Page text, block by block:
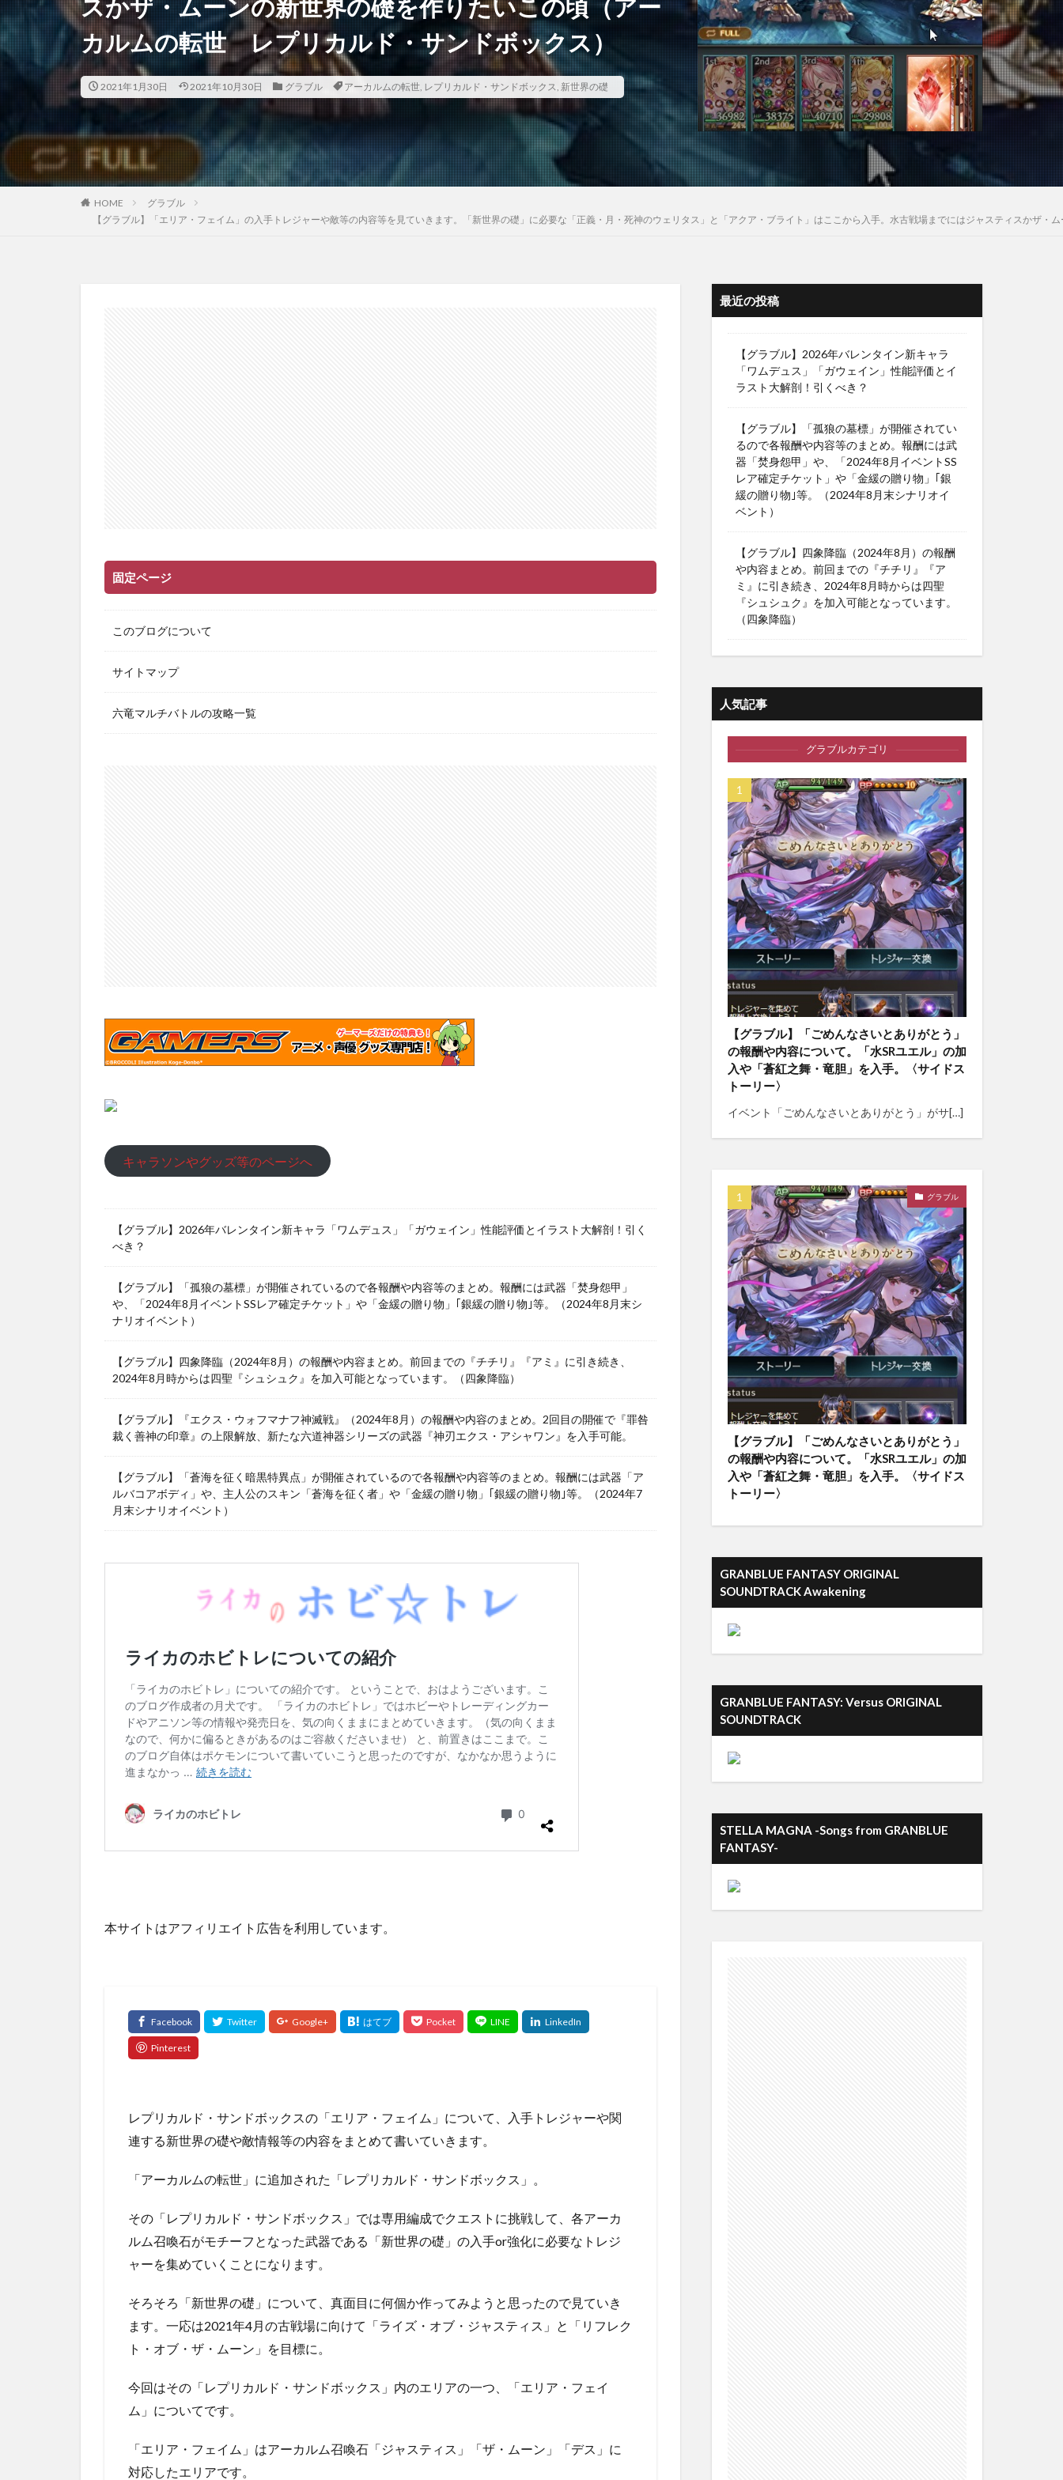
スかザ・ムーンの新世界の礎を作りたいこの頃（アー
カルムの転世 レプリカルド・サンドボックス）
2021年1月30日 2021年10月30日 グラブル アーカルムの転世, レプリカルド・サンドボックス, 新世界の礎
HOME
グラブル
【グラブル】「エリア・フェイム」の入手トレジャーや敵等の内容等を見ていきます。「新世界の礎」に必要な「正義・月・死神のウェリタス」と「アクア・ブライト」はここから入手。水古戦場までにはジャスティスかザ
固定ページ
このブログについて
サイトマップ
六竜マルチバトルの攻略一覧
キャラソンやグッズ等のページへ
【グラブル】2026年バレンタイン新キャラ「ワムデュス」「ガウェイン」性能評価とイラスト大解剖！引く
べき？
【グラブル】「孤狼の墓標」が開催されているので各報酬や内容等のまとめ。報酬には武器「焚身怨甲」
や、「2024年8月イベントSSレア確定チケット」や「金緩の贈り物」｢銀緩の贈り物｣等。（2024年8月末シ
ナリオイベント）
【グラブル】四象降臨（2024年8月）の報酬や内容まとめ。前回までの『チチリ』『アミ』に引き続き、
2024年8月時からは四聖『シュシュク』を加入可能となっています。（四象降臨）
【グラブル】『エクス・ウォフマナフ神滅戦』（2024年8月）の報酬や内容のまとめ。2回目の開催で『罪咎
裁く善神の印章』の上限解放、新たな六道神器シリーズの武器『神刃エクス・アシャワン』を入手可能。
【グラブル】「蒼海を征く暗黒特異点」が開催されているので各報酬や内容等のまとめ。報酬には武器「ア
ルバコアボディ」や、主人公のスキン「蒼海を征く者」や「金緩の贈り物」｢銀緩の贈り物｣等。（2024年7
月末シナリオイベント）
本サイトはアフィリエイト広告を利用しています。
レプリカルド・サンドボックスの「エリア・フェイム」について、入手トレジャーや関
連する新世界の礎や敵情報等の内容をまとめて書いていきます。
「アーカルムの転世」に追加された「レプリカルド・サンドボックス」。
その「レプリカルド・サンドボックス」では専用編成でクエストに挑戦して、各アーカ
ルム召喚石がモチーフとなった武器である「新世界の礎」の入手or強化に必要なトレジ
ャーを集めていくことになります。
そろそろ「新世界の礎」について、真面目に何個か作ってみようと思ったので見ていき
ます。一応は2021年4月の古戦場に向けて「ライズ・オブ・ジャスティス」と「リフレク
ト・オブ・ザ・ムーン」を目標に。
今回はその「レプリカルド・サンドボックス」内のエリアの一つ、「エリア・フェイ
ム」についてです。
「エリア・フェイム」はアーカルム召喚石「ジャスティス」「ザ・ムーン」「デス」に
対応したエリアです。
最近の投稿
【グラブル】2026年バレンタイン新キャラ
「ワムデュス」「ガウェイン」性能評価とイ
ラスト大解剖！引くべき？
【グラブル】「孤狼の墓標」が開催されてい
るので各報酬や内容等のまとめ。報酬には武
器「焚身怨甲」や、「2024年8月イベントSS
レア確定チケット」や「金緩の贈り物」｢銀
緩の贈り物｣等。（2024年8月末シナリオイ
ベント）
【グラブル】四象降臨（2024年8月）の報酬
や内容まとめ。前回までの『チチリ』『ア
ミ』に引き続き、2024年8月時からは四聖
『シュシュク』を加入可能となっています。
（四象降臨）
人気記事
グラブルカテゴリ
【グラブル】「ごめんなさいとありがとう」
の報酬や内容について。「水SRユエル」の加
入や「蒼紅之舞・竜胆」を入手。〈サイドス
トーリー〉
イベント「ごめんなさいとありがとう」がサ[…]
グラブル
【グラブル】「ごめんなさいとありがとう」
の報酬や内容について。「水SRユエル」の加
入や「蒼紅之舞・竜胆」を入手。〈サイドス
トーリー〉
GRANBLUE FANTASY ORIGINAL
SOUNDTRACK Awakening
GRANBLUE FANTASY: Versus ORIGINAL
SOUNDTRACK
STELLA MAGNA -Songs from GRANBLUE
FANTASY-